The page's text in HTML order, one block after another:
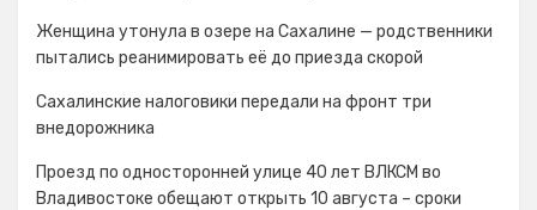
Женщина утонула в озере на Сахалине — родственники
пытались реанимировать её до приезда скорой
Сахалинские налоговики передали на фронт три
внедорожника
Проезд по односторонней улице 40 лет ВЛКСМ во
Владивостоке обещают открыть 10 августа – сроки